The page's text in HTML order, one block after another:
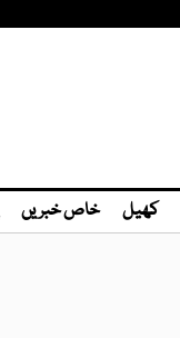
کھیل خاص خبریں